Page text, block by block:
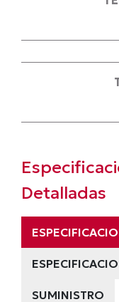
Detalladas
SUMINISTRO